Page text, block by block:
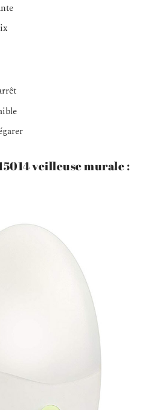
veilleuse murale :